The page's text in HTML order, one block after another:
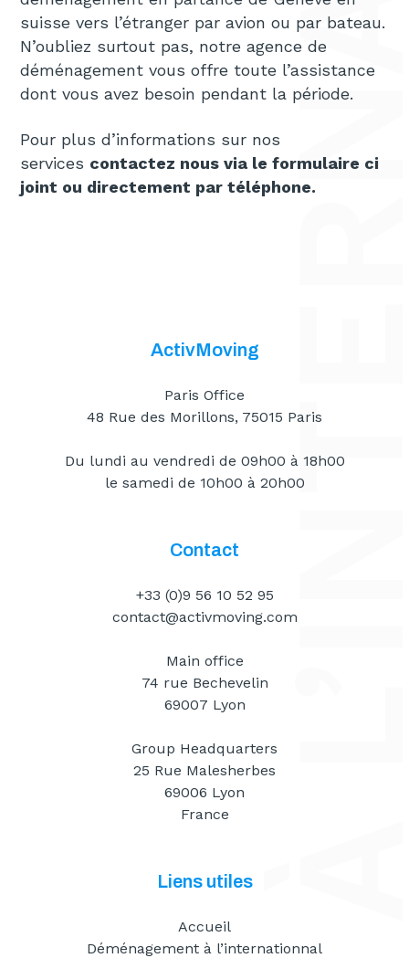
suisse vers l’étranger par avion ou par bateau.
N’oubliez surtout pas, notre agence de
déménagement vous offre toute l’assistance
dont vous avez besoin pendant la période.
Pour plus d’informations sur nos
services contactez nous via le formulaire ci
joint ou directement par téléphone.
ActivMoving
Paris Office
48 Rue des Morillons, 75015 Paris
Du lundi au vendredi de 09h00 à 18h00
le samedi de 10h00 à 20h00
Contact
+33 (0)9 56 10 52 95
contact@activmoving.com
Main office
74 rue Bechevelin
69007 Lyon
Group Headquarters
25 Rue Malesherbes
69006 Lyon
France
Liens utiles
Accueil
Déménagement à l’internationnal